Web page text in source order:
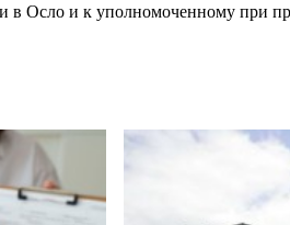
в Осло и к уполномоченному при